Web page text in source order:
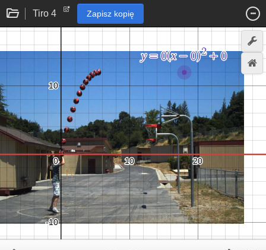
Tiro 4 Zapisz kopię